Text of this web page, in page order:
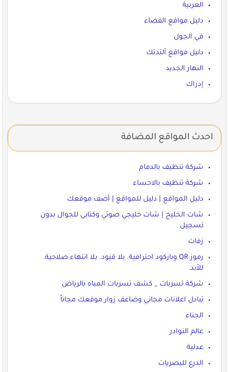
العربية
دليل مواقع الفضاء
في الجول
دليل مواقع ألتدتك
النهار الجديد
إدراك
احدث المواقع المضافة
شركة تنظيف بالدمام
شركة تنظيف بالاحساء
دليل المواقع | دليل للمواقع | أضف موقعك
شات الخليج | شات خليجي صوتي وكتابي للجوال بدون
تسجيل
زفات
رموز QR وباركود احترافية. بلا قيود. بلا انتهاء صلاحية.
للأبد.
شركة تسربات _ كشف تسربات المباه بالرياض
تبادل اعلانات مجاني وضاعف زوار موقعك مجاناً
الجناء
عالم النوادر
عدلية
الدرع للبصريات